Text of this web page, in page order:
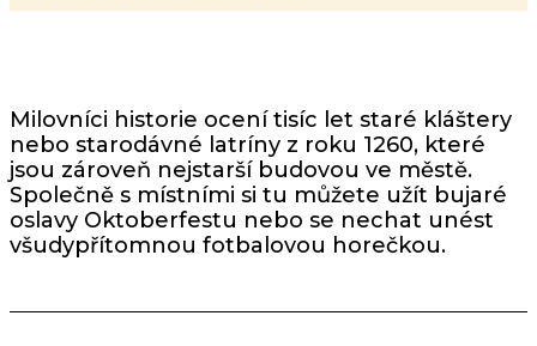
Milovníci historie ocení tisíc let staré kláštery
nebo starodávné latríny z roku 1260, které
jsou zároveň nejstarší budovou ve městě.
Společně s místními si tu můžete užít bujaré
oslavy Oktoberfestu nebo se nechat unést
všudypřítomnou fotbalovou horečkou.